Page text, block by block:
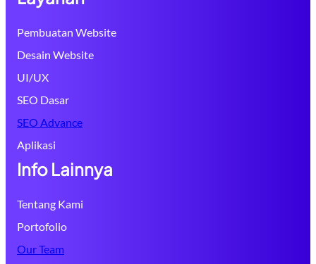
Pembuatan Website
Desain Website
UI/UX
SEO Dasar
SEO Advance
Aplikasi
Info Lainnya
Tentang Kami
Portofolio
Our Team